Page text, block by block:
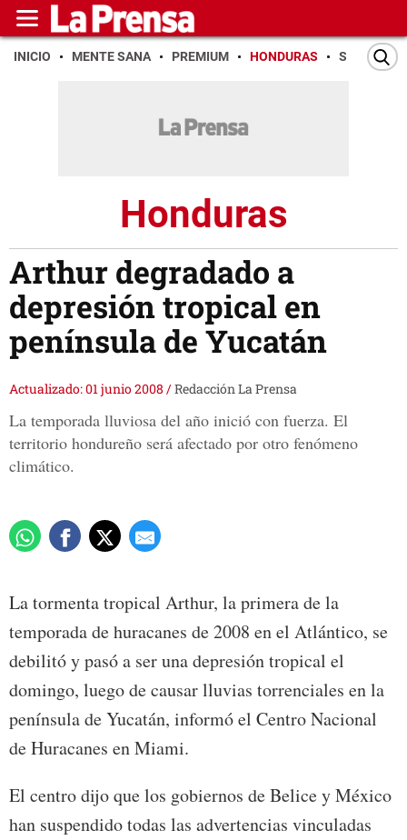
INICIO MENTE SANA PREMIUM HONDURAS SAN PEDRO
Honduras
Arthur degradado a
depresión tropical en
península de Yucatán
Actualizado: 01 junio 2008 /Redacción La Prensa
La temporada lluviosa del año inició con fuerza. El
territorio hondureño será afectado por otro fenómeno
climático.
La tormenta tropical Arthur, la primera de la
temporada de huracanes de 2008 en el Atlántico, se
debilitó y pasó a ser una depresión tropical el
domingo, luego de causar lluvias torrenciales en la
península de Yucatán, informó el Centro Nacional
de Huracanes en Miami.
El centro dijo que los gobiernos de Belice y México
han suspendido todas las advertencias vinculadas